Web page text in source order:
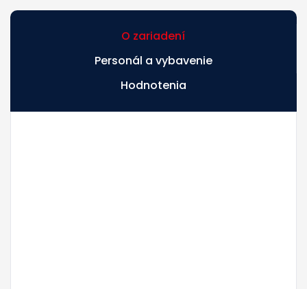
O zariadení
Personál a vybavenie
Hodnotenia